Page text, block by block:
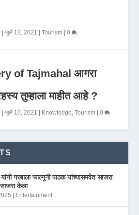
|जुलै 13, 2021 |Tourism |0
of Tajmahal आगरा
तुम्हाला माहीत आहे ?
|जुलै 10, 2021 | Knowledge ,Tourism |0
यांनी गरबाला फाल्गुनी पाठक यांच्यासमवेत साजरा
केला
| Entertainment